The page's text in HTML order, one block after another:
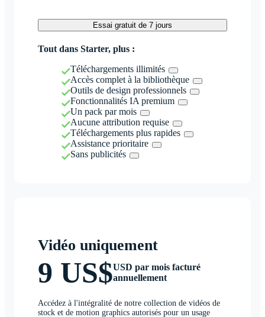
Essai gratuit de 7 jours
Tout dans Starter, plus :
Téléchargements illimités
Accès complet à la bibliothèque
Outils de design professionnels
Fonctionnalités IA premium
Un pack par mois
Aucune attribution requise
Téléchargements plus rapides
Assistance prioritaire
Sans publicités
Vidéo uniquement
9 US$USD par mois facturé
annuellement
Accédez à l'intégralité de notre collection de vidéos de
stock et de motion graphics autorisés pour un usage